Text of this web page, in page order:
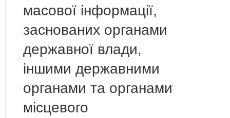
масової інформації,
заснованих органами
державної влади,
іншими державними
органами та органами
місцевого